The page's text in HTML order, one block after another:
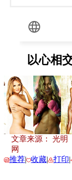
文章来源： 光明
网
推荐| 收藏| 打印|